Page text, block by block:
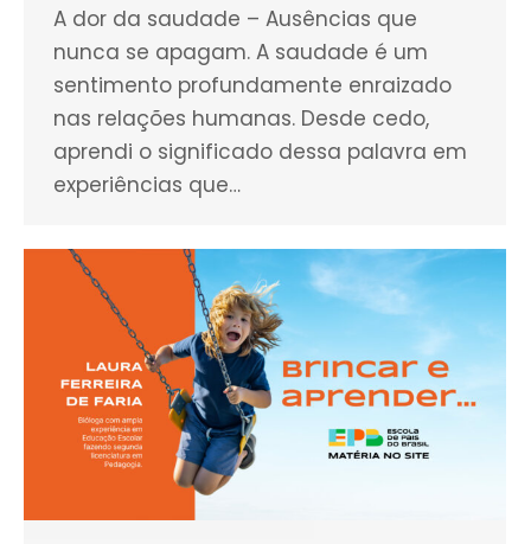
A dor da saudade – Ausências que
nunca se apagam. A saudade é um
sentimento profundamente enraizado
nas relações humanas. Desde cedo,
aprendi o significado dessa palavra em
experiências que…